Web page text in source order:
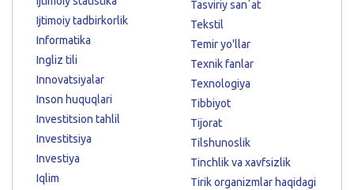
Ijtimoiy tadbirkorlik
Informatika
Ingliz tili
Innovatsiyalar
Inson huquqlari
Investitsion tahlil
Investitsiya
Investiya
Iqlim
Tasviriy sanʼat
Tekstil
Temir yo'llar
Texnik fanlar
Texnologiya
Tibbiyot
Tijorat
Tilshunoslik
Tinchlik va xavfsizlik
Tirik organizmlar haqidagi